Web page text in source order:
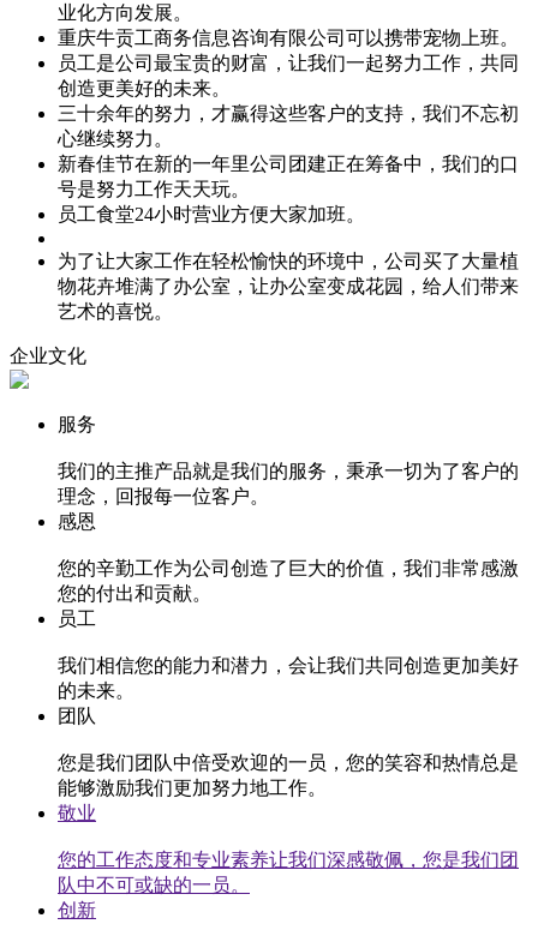
业化方向发展。
重庆牛贡工商务信息咨询有限公司可以携带宠物上班。
员工是公司最宝贵的财富，让我们一起努力工作，共同
创造更美好的未来。
三十余年的努力，才赢得这些客户的支持，我们不忘初
心继续努力。
新春佳节在新的一年里公司团建正在筹备中，我们的口
号是努力工作天天玩。
员工食堂24小时营业方便大家加班。
为了让大家工作在轻松愉快的环境中，公司买了大量植
物花卉堆满了办公室，让办公室变成花园，给人们带来
艺术的喜悦。
企业文化
服务
我们的主推产品就是我们的服务，秉承一切为了客户的
理念，回报每一位客户。
感恩
您的辛勤工作为公司创造了巨大的价值，我们非常感激
您的付出和贡献。
员工
我们相信您的能力和潜力，会让我们共同创造更加美好
的未来。
团队
您是我们团队中倍受欢迎的一员，您的笑容和热情总是
能够激励我们更加努力地工作。
敬业
您的工作态度和专业素养让我们深感敬佩，您是我们团
队中不可或缺的一员。
创新